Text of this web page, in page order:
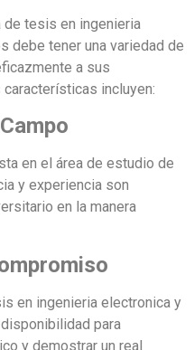
tesis en ingenieria
debe tener una variedad de
a sus
incluyen:
en el área de estudio de
y experiencia son
en la manera
en ingenieria electronica y
para
y demostrar un real